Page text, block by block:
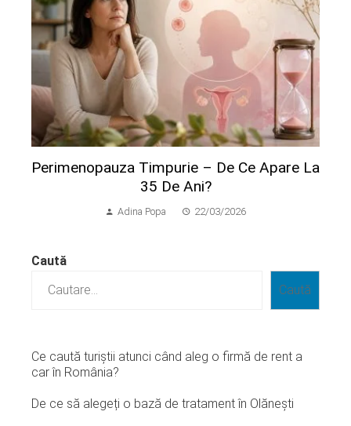
Perimenopauza Timpurie – De Ce Apare La
35 De Ani?
Adina Popa 22/03/2026
Caută
Caută
Ce caută turiștii atunci când aleg o firmă de rent a
car în România?
De ce să alegeți o bază de tratament în Olănești